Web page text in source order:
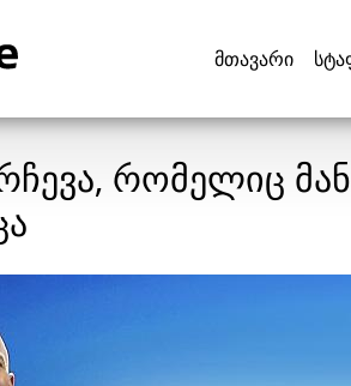
მთავარი
რომელიც